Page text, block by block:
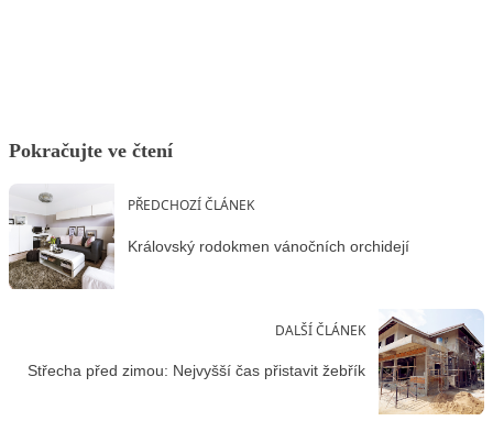
Pokračujte ve čtení
PŘEDCHOZÍ ČLÁNEK
Královský rodokmen vánočních orchidejí
DALŠÍ ČLÁNEK
Střecha před zimou: Nejvyšší čas přistavit žebřík